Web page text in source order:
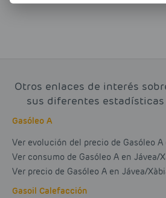
Otros enlaces de interés
sus diferentes estadísticas
Gasóleo A
Ver evolución del precio de Gasóleo A
Ver consumo de Gasóleo A en Jávea/
Ver precio de Gasóleo A en Jávea/
Gasoil Calefacción